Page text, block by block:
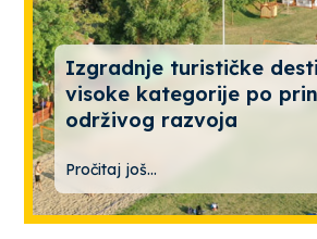
Izgradnje turističke
visoke kategorije po
održivog razvoja
Pročitaj još...